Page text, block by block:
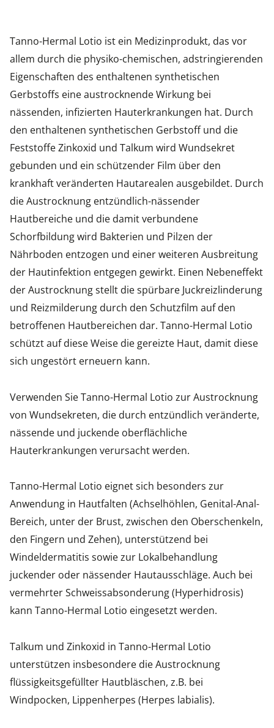
Tanno-Hermal Lotio ist ein Medizinprodukt, das vor
allem durch die physiko-chemischen, adstringierenden
Eigenschaften des enthaltenen synthetischen
Gerbstoffs eine austrocknende Wirkung bei
nässenden, infizierten Hauterkrankungen hat. Durch
den enthaltenen synthetischen Gerbstoff und die
Feststoffe Zinkoxid und Talkum wird Wundsekret
gebunden und ein schützender Film über den
krankhaft veränderten Hautarealen ausgebildet. Durch
die Austrocknung entzündlich-nässender
Hautbereiche und die damit verbundene
Schorfbildung wird Bakterien und Pilzen der
Nährboden entzogen und einer weiteren Ausbreitung
der Hautinfektion entgegen gewirkt. Einen Nebeneffekt
der Austrocknung stellt die spürbare Juckreizlinderung
und Reizmilderung durch den Schutzfilm auf den
betroffenen Hautbereichen dar. Tanno-Hermal Lotio
schützt auf diese Weise die gereizte Haut, damit diese
sich ungestört erneuern kann.
Verwenden Sie Tanno-Hermal Lotio zur Austrocknung
von Wundsekreten, die durch entzündlich veränderte,
nässende und juckende oberflächliche
Hauterkrankungen verursacht werden.
Tanno-Hermal Lotio eignet sich besonders zur
Anwendung in Hautfalten (Achselhöhlen, Genital-Anal-
Bereich, unter der Brust, zwischen den Oberschenkeln,
den Fingern und Zehen), unterstützend bei
Windeldermatitis sowie zur Lokalbehandlung
juckender oder nässender Hautausschläge. Auch bei
vermehrter Schweissabsonderung (Hyperhidrosis)
kann Tanno-Hermal Lotio eingesetzt werden.
Talkum und Zinkoxid in Tanno-Hermal Lotio
unterstützen insbesondere die Austrocknung
flüssigkeitsgefüllter Hautbläschen, z.B. bei
Windpocken, Lippenherpes (Herpes labialis).